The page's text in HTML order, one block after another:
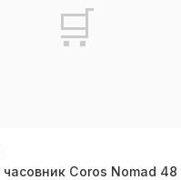
🛒
Coros Nomad 48